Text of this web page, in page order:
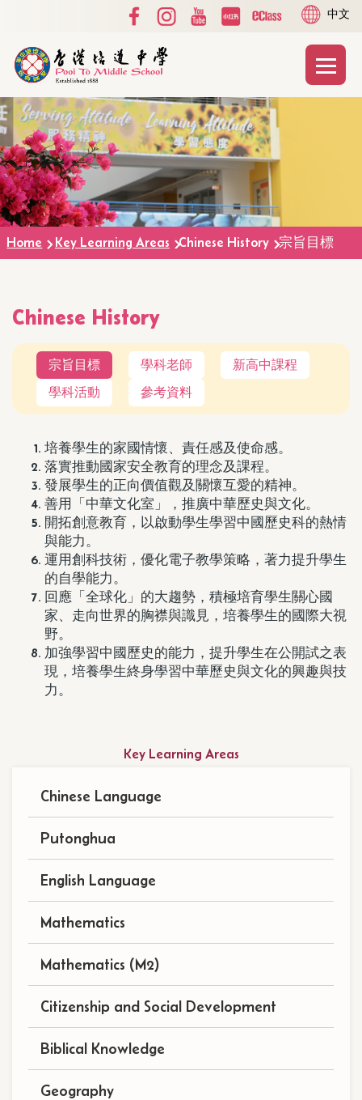
Social
Media
Top
Language
switcher
中文
Main
Home Key Learning Areas Chinese History 宗旨目標
Chinese History
宗旨目標 學科老師
新高中課程
學科活動
參考資料
培養學生的家國情懷、責任感及使命感。
落實推動國家安全教育的理念及課程。
發展學生的正向價值觀及關懷互愛的精神。
善用「中華文化室」，推廣中華歷史與文化。
開拓創意教育，以啟動學生學習中國歷史科的熱情
與能力。
運用創科技術，優化電子教學策略，著力提升學生
的自學能力。
回應「全球化」的大趨勢，積極培育學生關心國
家、走向世界的胸襟與識見，培養學生的國際大視
野。
加強學習中國歷史的能力，提升學生在公開試之表
現，培養學生終身學習中華歷史與文化的興趣與技
力。
(subject)
Key Learning Areas
Chinese Language
Putonghua
English Language
Mathematics
Mathematics (M2)
Citizenship and Social Development
Biblical Knowledge
Geography